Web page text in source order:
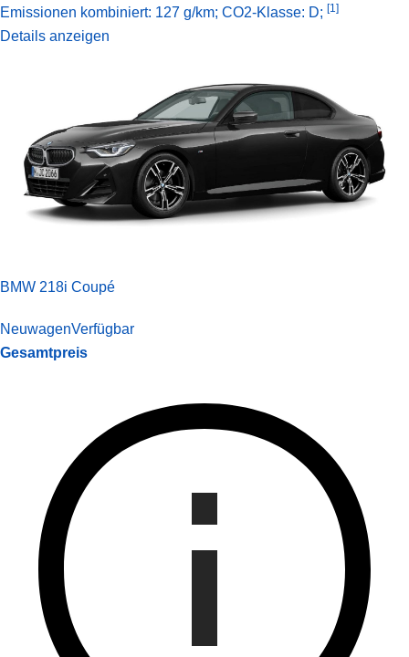
Emissionen kombiniert: 127 g/km; CO2-Klasse: D; [1]
Details anzeigen
BMW 218i Coupé
NeuwagenVerfügbar
Gesamtpreis